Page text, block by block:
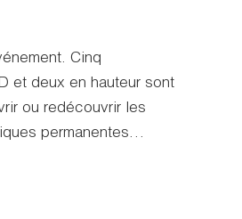
Cinq
et deux en hauteur sont
ou redécouvrir les
permanentes…